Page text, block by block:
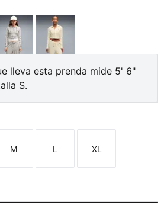
Heather
Mouse Gray Heather
Buttercream Heather
lleva esta prenda mide 5' 6"
S.
Talla
M
Talla
L
Talla
XL